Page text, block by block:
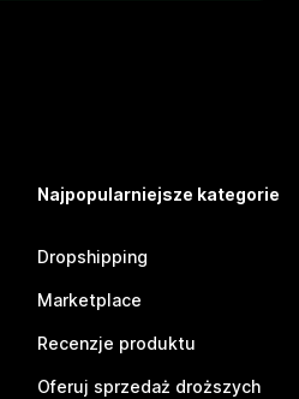
Najpopularniejsze kategorie
Dropshipping
Marketplace
Recenzje produktu
Oferuj sprzedaż droższych